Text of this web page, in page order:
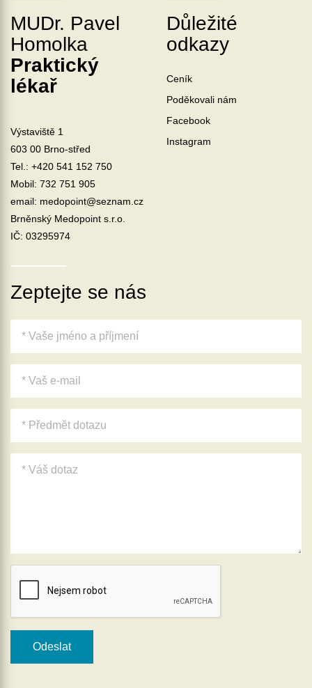
MUDr. Pavel
Homolka
Praktický
lékař
Výstaviště 1
603 00 Brno-střed
Tel.: +420 541 152 750
Mobil: 732 751 905
email: medopoint@seznam.cz
Brněnský Medopoint s.r.o.
IČ: 03295974
Důležité
odkazy
Ceník
Poděkovali nám
Facebook
Instagram
Zeptejte se nás